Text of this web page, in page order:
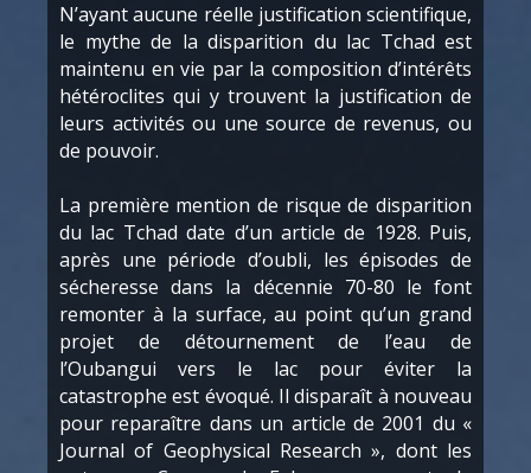
N’ayant aucune réelle justification scientifique,
le mythe de la disparition du lac Tchad est
maintenu en vie par la composition d’intérêts
hétéroclites qui y trouvent la justification de
leurs activités ou une source de revenus, ou
de pouvoir.
La première mention de risque de disparition
du lac Tchad date d’un article de 1928. Puis,
après une période d’oubli, les épisodes de
sécheresse dans la décennie 70-80 le font
remonter à la surface, au point qu’un grand
projet de détournement de l’eau de
l’Oubangui vers le lac pour éviter la
catastrophe est évoqué. Il disparaît à nouveau
pour reparaître dans un article de 2001 du «
Journal of Geophysical Research », dont les